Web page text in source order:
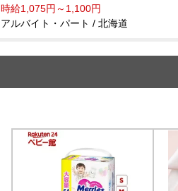
時給1,075円～1,100円
アルバイト・パート / 北海道